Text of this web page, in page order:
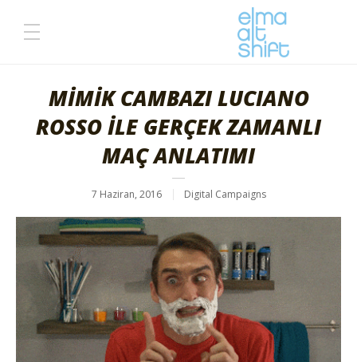
MİMİK CAMBAZI LUCIANO
ROSSO İLE GERÇEK ZAMANLI
MAÇ ANLATIMI
7 Haziran, 2016 Digital Campaigns